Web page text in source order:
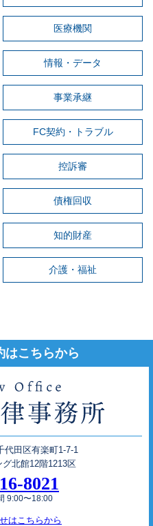
医療機関
情報・データ
事業承継
FC契約・トラブル
控訴審
債権回収
知的財産
介護・福祉
はこちらから
代田区有楽町1-7-1
北館12階1213区
8021
9:00〜18:00
はこちらから